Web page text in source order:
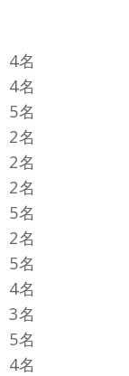
4名
4名
5名
2名
2名
2名
5名
2名
5名
4名
3名
5名
4名